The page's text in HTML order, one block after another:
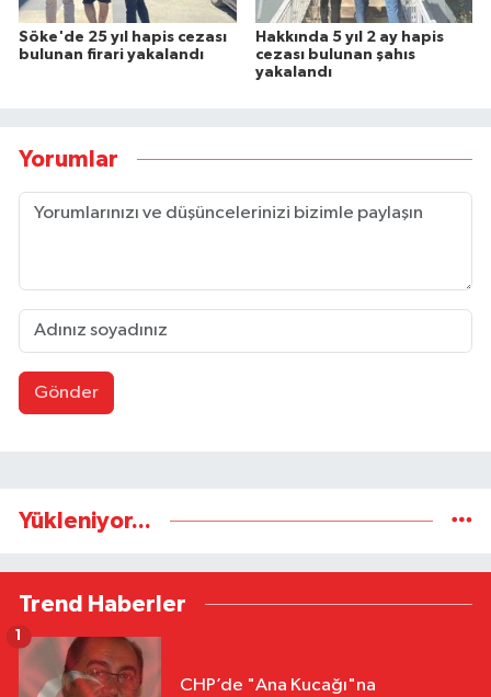
Söke'de 25 yıl hapis cezası
bulunan firari yakalandı
Hakkında 5 yıl 2 ay hapis
cezası bulunan şahıs
yakalandı
Yorumlar
Gönder
Yükleniyor...
Trend Haberler
CHP’de "Ana Kucağı"na